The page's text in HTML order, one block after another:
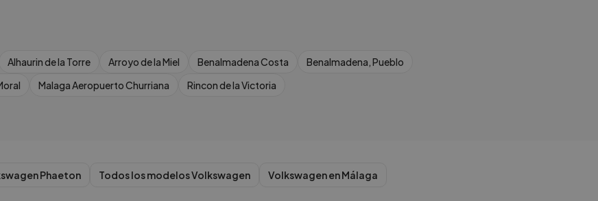
Alhaurin de la Torre Arroyo de la Miel Benalmadena Costa
Benalmadena, Pueblo
Malaga Aeropuerto Churriana Rincon de la Victoria
Phaeton Todos los modelosVolkswagen VolkswagenenMálaga